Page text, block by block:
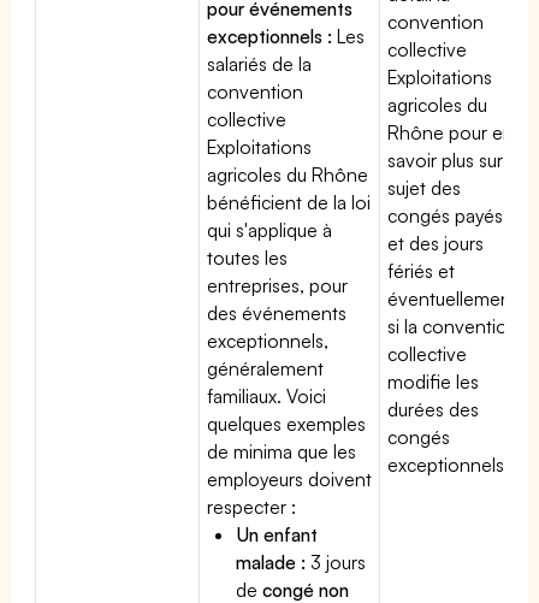
pour événements
exceptionnels : Les
salariés de la
convention
collective
Exploitations
agricoles du Rhône
bénéficient de la loi
qui s'applique à
toutes les
entreprises, pour
des événements
exceptionnels,
généralement
familiaux. Voici
quelques exemples
de minima que les
employeurs doivent
respecter :
Un enfant
malade : 3 jours
decongé non
convention
collective
Exploitations
agricoles du
Rhône pour en
savoir plus sur le
sujet des
congés payés
et des jours
fériés et
éventuellement
si la convention
collective
modifie les
durées des
congés
exceptionnels.